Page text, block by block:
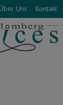
Über Uns Kontakt